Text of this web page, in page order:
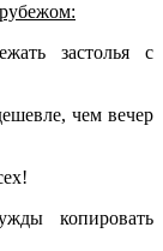
застолья с
чем вечер
копировать